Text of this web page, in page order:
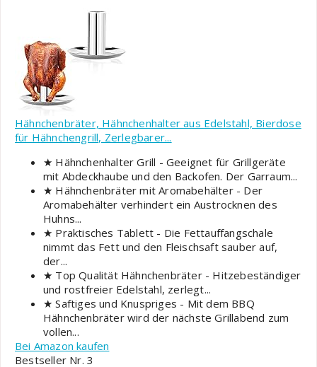
Hähnchenbräter, Hähnchenhalter aus Edelstahl, Bierdose
für Hähnchengrill, Zerlegbarer...
★ Hähnchenhalter Grill - Geeignet für Grillgeräte
mit Abdeckhaube und den Backofen. Der Garraum...
★ Hähnchenbräter mit Aromabehälter - Der
Aromabehälter verhindert ein Austrocknen des
Huhns...
★ Praktisches Tablett - Die Fettauffangschale
nimmt das Fett und den Fleischsaft sauber auf,
der...
★ Top Qualität Hähnchenbräter - Hitzebeständiger
und rostfreier Edelstahl, zerlegt...
★ Saftiges und Knuspriges - Mit dem BBQ
Hähnchenbräter wird der nächste Grillabend zum
vollen...
Bei Amazon kaufen
Bestseller Nr. 3